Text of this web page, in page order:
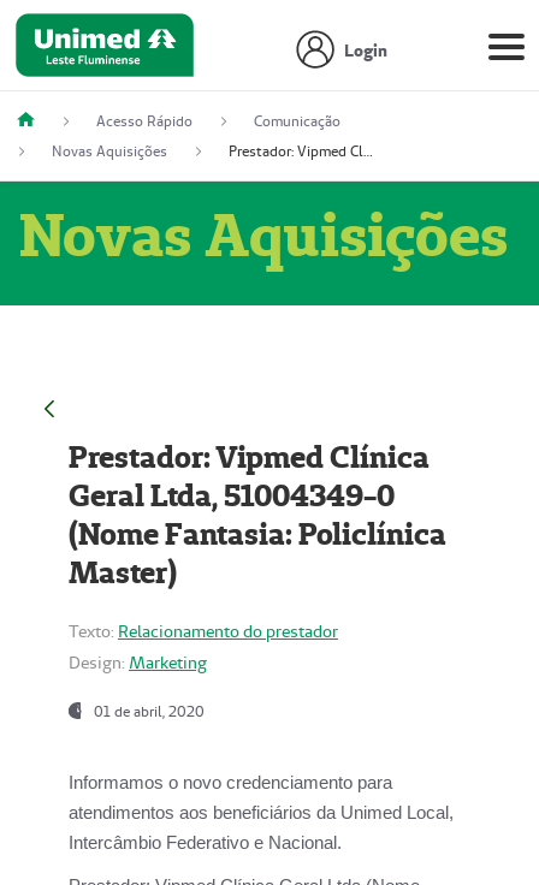
Login
Acesso Rápido
Comunicação
Novas Aquisições
Prestador: Vipmed Clínica Geral Ltda, 51004349-0 (Nome Fantasia: Policlínica Master)
Novas Aquisições
Prestador: Vipmed Clínica
Geral Ltda, 51004349-0
(Nome Fantasia: Policlínica
Master)
Texto: Relacionamento do prestador
Design: Marketing
01 de abril, 2020
Informamos o novo credenciamento para
atendimentos aos beneficiários da Unimed Local,
Intercâmbio Federativo e Nacional.